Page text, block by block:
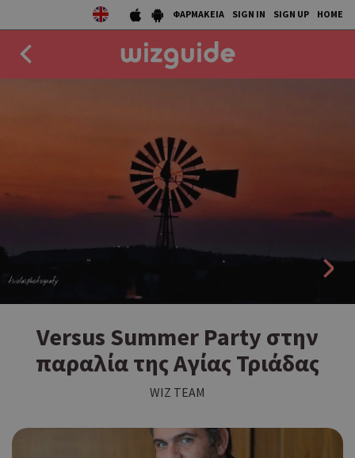
ΦΑΡΜΑΚΕΙΑ SIGN IN SIGN UP HOME
AGENDA
COLLECTIONS
STORIES
Versus Summer Party στην
παραλία της Αγίας Τριάδας
WIZ TEAM